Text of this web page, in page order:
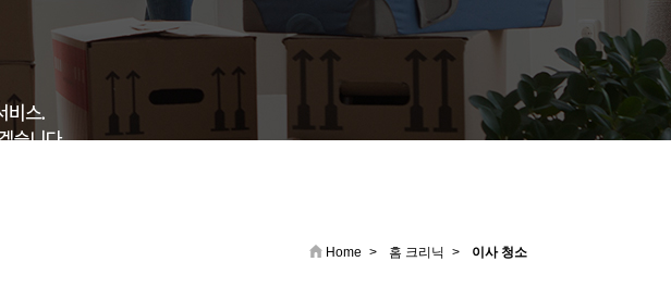
Home > 홈 크리닉 > 이사 청소